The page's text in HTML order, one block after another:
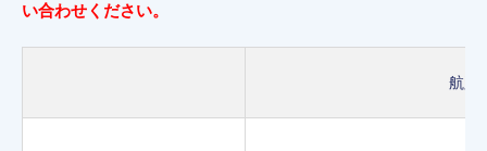
い合わせください。
航路